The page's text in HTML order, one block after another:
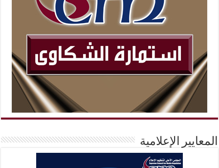
المعايير الإعلامية